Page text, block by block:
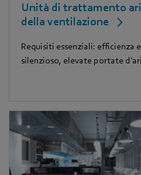
Unità di trattamento
della ventilazione
Requisiti essenziali: efficienza
silenzioso, elevate portate